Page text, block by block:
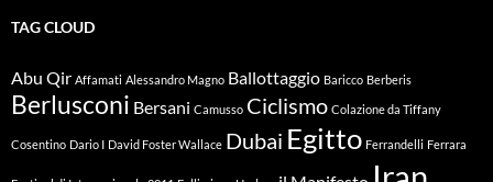
TAG CLOUD
Abu Qir Affamati Alessandro Magno Ballottaggio Baricco Berberis
Berlusconi Bersani Camusso Ciclismo Colazione da Tiffany
Cosentino Dario I David Foster Wallace Dubai Egitto Ferrandelli Ferrara